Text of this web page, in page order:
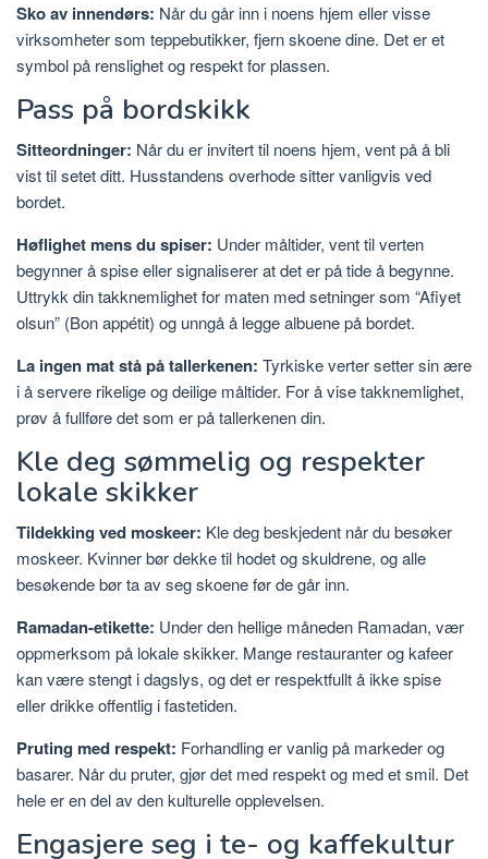
Sko av innendørs: Når du går inn i noens hjem eller visse
virksomheter som teppebutikker, fjern skoene dine. Det er et
symbol på renslighet og respekt for plassen.
Pass på bordskikk
Sitteordninger: Når du er invitert til noens hjem, vent på å bli
vist til setet ditt. Husstandens overhode sitter vanligvis ved
bordet.
Høflighet mens du spiser: Under måltider, vent til verten
begynner å spise eller signaliserer at det er på tide å begynne.
Uttrykk din takknemlighet for maten med setninger som “Afiyet
olsun” (Bon appétit) og unngå å legge albuene på bordet.
La ingen mat stå på tallerkenen: Tyrkiske verter setter sin ære
i å servere rikelige og deilige måltider. For å vise takknemlighet,
prøv å fullføre det som er på tallerkenen din.
Kle deg sømmelig og respekter
lokale skikker
Tildekking ved moskeer: Kle deg beskjedent når du besøker
moskeer. Kvinner bør dekke til hodet og skuldrene, og alle
besøkende bør ta av seg skoene før de går inn.
Ramadan-etikette: Under den hellige måneden Ramadan, vær
oppmerksom på lokale skikker. Mange restauranter og kafeer
kan være stengt i dagslys, og det er respektfullt å ikke spise
eller drikke offentlig i fastetiden.
Pruting med respekt: ​​Forhandling er vanlig på markeder og
basarer. Når du pruter, gjør det med respekt og med et smil. Det
hele er en del av den kulturelle opplevelsen.
Engasjere seg i te- og kaffekultur